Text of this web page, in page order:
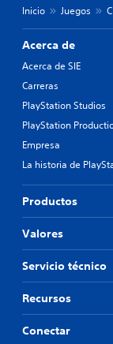
Inicio Juegos
Acerca de
Acerca de SIE
Carreras
PlayStation Studios
PlayStation
Empresa
La historia de
Productos
Valores
Servicio técnico
Recursos
Conectar